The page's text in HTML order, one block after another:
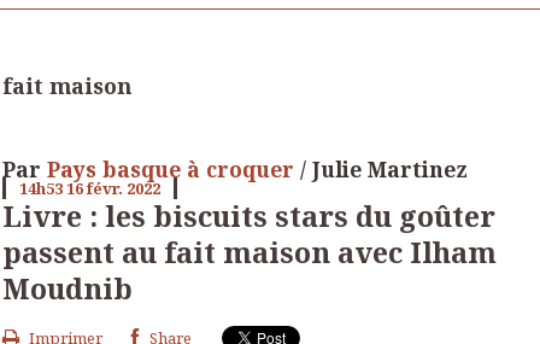
fait maison
Par Pays basque à croquer / Julie Martinez
14h5316févr. 2022
Livre : les biscuits stars du goûter
passent au fait maison avec Ilham
Moudnib
Imprimer Share